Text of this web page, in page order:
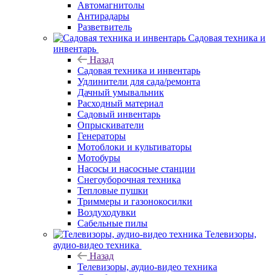
Автомагнитолы
Антирадары
Разветвитель
Садовая техника и
инвентарь
Назад
Садовая техника и инвентарь
Удлинители для сада/ремонта
Дачный умывальник
Расходный материал
Садовый инвентарь
Опрыскиватели
Генераторы
Мотоблоки и культиваторы
Мотобуры
Насосы и насосные станции
Снегоуборочная техника
Тепловые пушки
Триммеры и газонокосилки
Воздуходувки
Сабельные пилы
Телевизоры,
аудио-видео техника
Назад
Телевизоры, аудио-видео техника